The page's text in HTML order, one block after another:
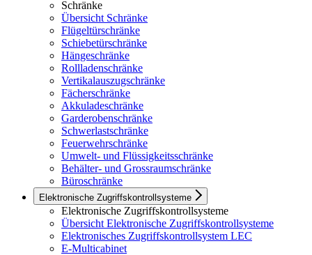
Schränke
Übersicht Schränke
Flügeltürschränke
Schiebetürschränke
Hängeschränke
Rollladenschränke
Vertikalauszugschränke
Fächerschränke
Akkuladeschränke
Garderobenschränke
Schwerlastschränke
Feuerwehrschränke
Umwelt- und Flüssigkeitsschränke
Behälter- und Grossraumschränke
Büroschränke
Elektronische Zugriffskontrollsysteme
Elektronische Zugriffskontrollsysteme
Übersicht Elektronische Zugriffskontrollsysteme
Elektronisches Zugriffskontrollsystem LEC
E-Multicabinet